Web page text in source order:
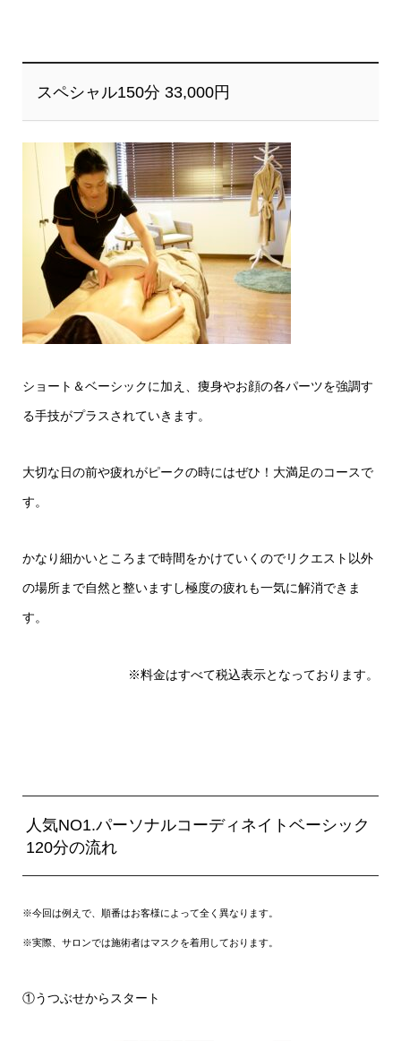
スペシャル150分 33,000円
ショート＆ベーシックに加え、痩身やお顔の各パーツを強調す
る手技がプラスされていきます。
大切な日の前や疲れがピークの時にはぜひ！大満足のコースで
す。
かなり細かいところまで時間をかけていくのでリクエスト以外
の場所まで自然と整いますし極度の疲れも一気に解消できま
す。
※料金はすべて税込表示となっております。
人気NO1.パーソナルコーディネイトベーシック
120分の流れ
※今回は例えで、順番はお客様によって全く異なります。
※実際、サロンでは施術者はマスクを着用しております。
①うつぶせからスタート